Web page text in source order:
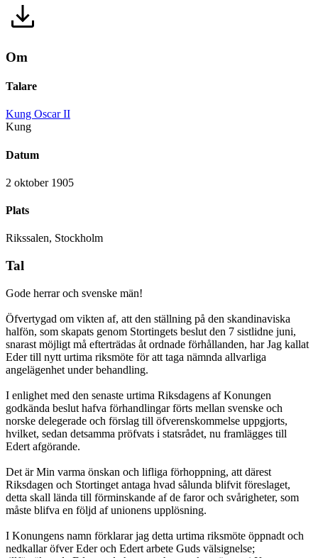
Om
Talare
Kung Oscar II
Kung
Datum
2 oktober 1905
Plats
Rikssalen, Stockholm
Tal
Gode herrar och svenske män!
Öfvertygad om vikten af, att den ställning på den skandinaviska
halfön, som skapats genom Stortingets beslut den 7 sistlidne juni,
snarast möjligt må efterträdas åt ordnade förhållanden, har Jag kallat
Eder till nytt urtima riksmöte för att taga nämnda allvarliga
angelägenhet under behandling.
I enlighet med den senaste urtima Riksdagens af Konungen
godkända beslut hafva förhandlingar förts mellan svenske och
norske delegerade och förslag till öfverenskommelse uppgjorts,
hvilket, sedan detsamma pröfvats i statsrådet, nu framlägges till
Edert afgörande.
Det är Min varma önskan och lifliga förhoppning, att därest
Riksdagen och Stortinget antaga hvad sålunda blifvit föreslaget,
detta skall lända till förminskande af de faror och svårigheter, som
måste blifva en följd af unionens upplösning.
I Konungens namn förklarar jag detta urtima riksmöte öppnadt och
nedkallar öfver Eder och Edert arbete Guds välsignelse;